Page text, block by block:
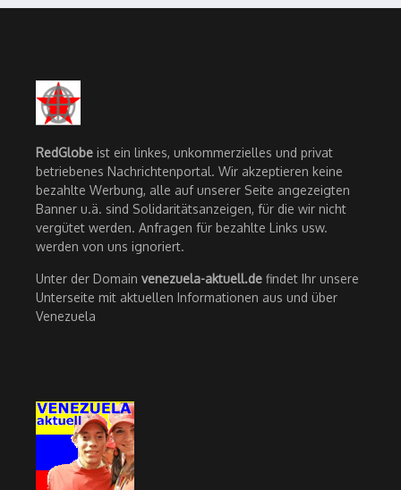
RedGlobe ist ein linkes, unkommerzielles und privat
betriebenes Nachrichtenportal. Wir akzeptieren keine
bezahlte Werbung, alle auf unserer Seite angezeigten
Banner u.ä. sind Solidaritätsanzeigen, für die wir nicht
vergütet werden. Anfragen für bezahlte Links usw.
werden von uns ignoriert.
Unter der Domain venezuela-aktuell.de findet Ihr unsere
Unterseite mit aktuellen Informationen aus und über
Venezuela